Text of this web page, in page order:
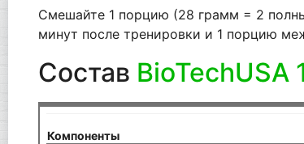
Смешайте 1 порцию (28 грамм = 2
минут после тренировки и 1 порцию
Состав BioTechUSA
Компоненты